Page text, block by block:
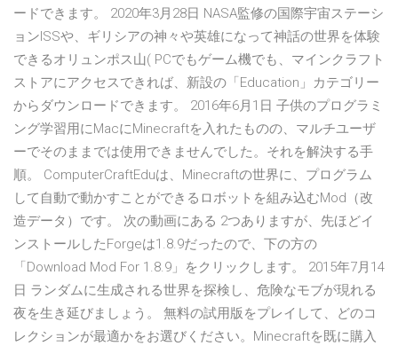
ードできます。 2020年3月28日 NASA監修の国際宇宙ステーシ
ョンISSや、ギリシアの神々や英雄になって神話の世界を体験
できるオリュンポス山( PCでもゲーム機でも、マインクラフト
ストアにアクセスできれば、新設の「Education」カテゴリー
からダウンロードできます。 2016年6月1日 子供のプログラミ
ング学習用にMacにMinecraftを入れたものの、マルチユーザ
ーでそのままでは使用できませんでした。それを解決する手
順。 ComputerCraftEduは、Minecraftの世界に、プログラム
して自動で動かすことができるロボットを組み込むMod（改
造データ）です。 次の動画にある 2つありますが、先ほどイ
ンストールしたForgeは1.8.9だったので、下の方の
「Download Mod For 1.8.9」をクリックします。 2015年7月14
日 ランダムに生成される世界を探検し、危険なモブが現れる
夜を生き延びましょう。 無料の試用版をプレイして、どのコ
レクションが最適かをお選びください。Minecraftを既に購入